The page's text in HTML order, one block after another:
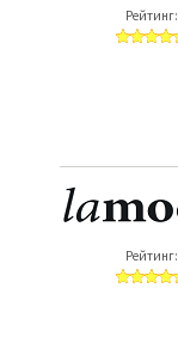
Рейтинг:
Рейтинг: